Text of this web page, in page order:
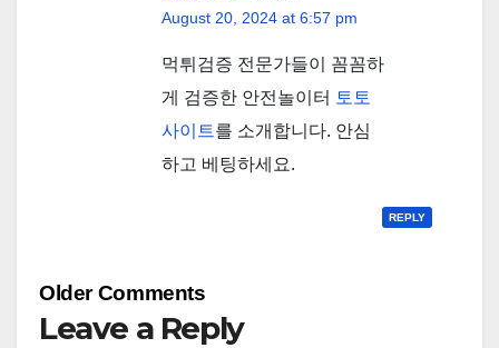
August 20, 2024 at 6:57 pm
먹튀검증 전문가들이 꼼꼼하
게 검증한 안전놀이터 토토
사이트를 소개합니다. 안심
하고 베팅하세요.
REPLY
Comment
Older Comments
Leave a Reply